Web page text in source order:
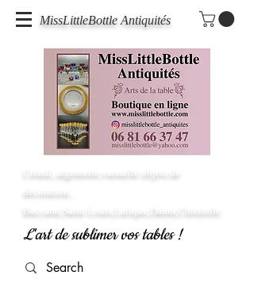
MissLittleBottle Antiquités
Cristal, argenterie,vaisselle objets de
décoration...
Baccarat,Saint Louis,Lalique,Daum,Christofle
L'art de sublimer vos tables !